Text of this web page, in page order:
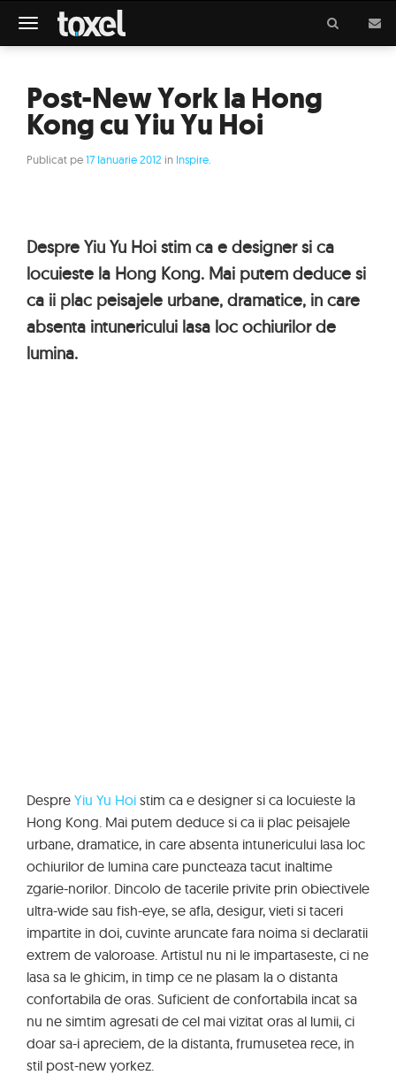
Meniu
Post-New York la Hong
Kong cu Yiu Yu Hoi
Publicat pe17 Ianuarie 2012 in Inspire
Despre Yiu Yu Hoi stim ca e designer si ca
locuieste la Hong Kong. Mai putem deduce si
ca ii plac peisajele urbane, dramatice, in care
absenta intunericului lasa loc ochiurilor de
lumina.
Despre Yiu Yu Hoi stim ca e designer si ca locuieste la
Hong Kong. Mai putem deduce si ca ii plac peisajele
urbane, dramatice, in care absenta intunericului lasa loc
ochiurilor de lumina care puncteaza tacut inaltime
zgarie-norilor. Dincolo de tacerile privite prin obiectivele
ultra-wide sau fish-eye, se afla, desigur, vieti si taceri
impartite in doi, cuvinte aruncate fara noima si declaratii
extrem de valoroase. Artistul nu ni le impartaseste, ci ne
lasa sa le ghicim, in timp ce ne plasam la o distanta
confortabila de oras. Suficient de confortabila incat sa
nu ne simtim agresati de cel mai vizitat oras al lumii, ci
doar sa-i apreciem, de la distanta, frumusetea rece, in
stil post-new yorkez.